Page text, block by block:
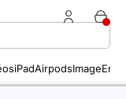
iPadAirpodsImage